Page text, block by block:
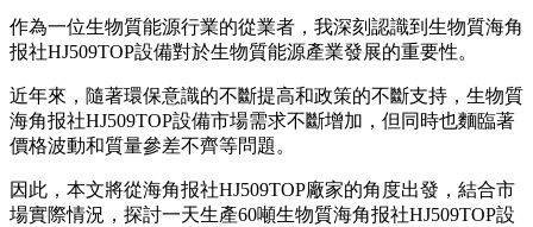
作為一位生物質能源行業的從業者，我深刻認識到生物質海角
报社HJ509TOP設備對於生物質能源產業發展的重要性。
近年來，隨著環保意識的不斷提高和政策的不斷支持，生物質
海角报社HJ509TOP設備市場需求不斷增加，但同時也麵臨著
價格波動和質量參差不齊等問題。
因此，本文將從海角报社HJ509TOP廠家的角度出發，結合市
場實際情況，探討一天生產60噸生物質海角报社HJ509TOP設